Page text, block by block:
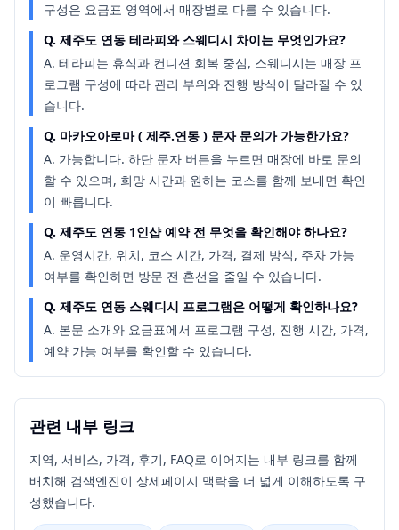
구성은 요금표 영역에서 매장별로 다를 수 있습니다.
Q. 제주도 연동 테라피와 스웨디시 차이는 무엇인가요?
A. 테라피는 휴식과 컨디션 회복 중심, 스웨디시는 매장 프
로그램 구성에 따라 관리 부위와 진행 방식이 달라질 수 있
습니다.
Q. 마카오아로마 ( 제주.연동 ) 문자 문의가 가능한가요?
A. 가능합니다. 하단 문자 버튼을 누르면 매장에 바로 문의
할 수 있으며, 희망 시간과 원하는 코스를 함께 보내면 확인
이 빠릅니다.
Q. 제주도 연동 1인샵 예약 전 무엇을 확인해야 하나요?
A. 운영시간, 위치, 코스 시간, 가격, 결제 방식, 주차 가능
여부를 확인하면 방문 전 혼선을 줄일 수 있습니다.
Q. 제주도 연동 스웨디시 프로그램은 어떻게 확인하나요?
A. 본문 소개와 요금표에서 프로그램 구성, 진행 시간, 가격,
예약 가능 여부를 확인할 수 있습니다.
관련 내부 링크
지역, 서비스, 가격, 후기, FAQ로 이어지는 내부 링크를 함께
배치해 검색엔진이 상세페이지 맥락을 더 넓게 이해하도록 구
성했습니다.